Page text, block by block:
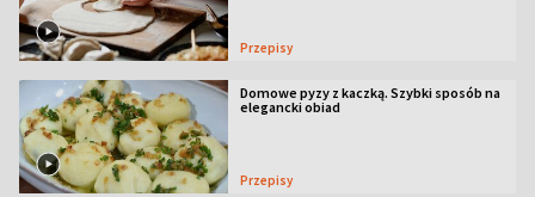
Przepisy
Domowe pyzy z kaczką. Szybki sposób na
elegancki obiad
Przepisy